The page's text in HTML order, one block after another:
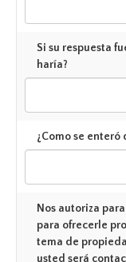
Si su respuesta
haría?
¿Como se enteró
Nos autoriza
para ofrecerle
tema de
usted será